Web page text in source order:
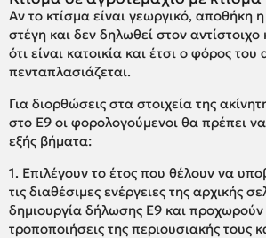
Αν το κτίσμα είναι γεωργικό, αποθήκη
στέγη και δεν δηλωθεί στον αντίστοιχο
ότι είναι κατοικία και έτσι ο φόρος του
πενταπλασιάζεται.
Για διορθώσεις στα στοιχεία της
στο Ε9 οι φορολογούμενοι θα πρέπει
εξής βήματα:
1. Επιλέγουν το έτος που θέλουν να
τις διαθέσιμες ενέργειες της αρχικής
δημιουργία δήλωσης Ε9 και προχωρούν
τροποποιήσεις της περιουσιακής τους